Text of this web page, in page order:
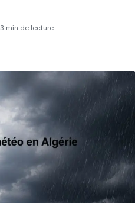
3 min de lecture